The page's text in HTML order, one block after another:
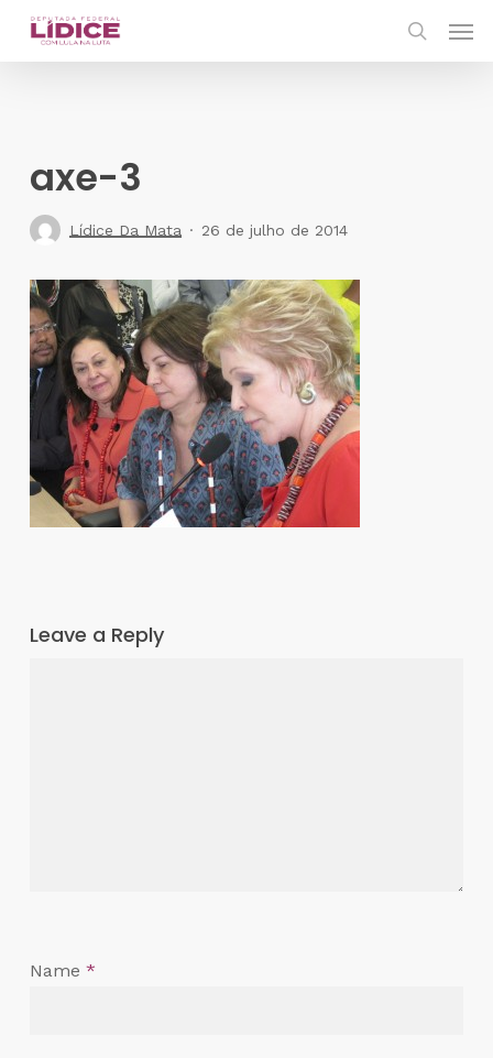
Skip
axe-3
Lídice Da Mata 26 de julho de 2014
Leave a Reply
Name *